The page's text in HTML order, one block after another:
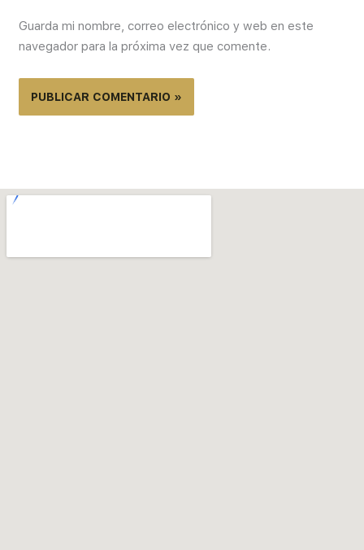
Guarda mi nombre, correo electrónico y web en este
navegador para la próxima vez que comente.